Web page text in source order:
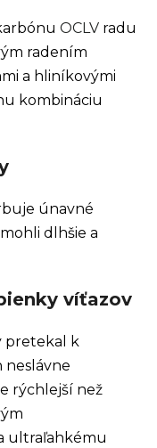
OCLV radu
radením
a hliníkovými
kombináciu
únavné
dlhšie a
víťazov
pretekal k
neslávne
rýchlejší než
ultraľahkému